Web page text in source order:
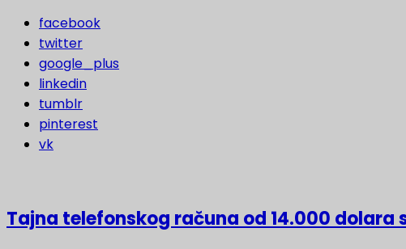
facebook
twitter
google_plus
linkedin
tumblr
pinterest
vk
Tajna telefonskog računa od 14.000 dolara